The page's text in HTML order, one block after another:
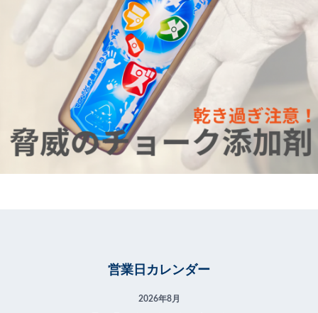
営業日カレンダー
2026年8月